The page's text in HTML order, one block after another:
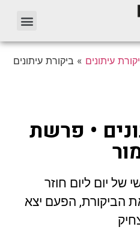
עיתונים » ביקורת עיתונים
• פרשת
של יום ליום חוזר
הביקורת, הפעם יצא